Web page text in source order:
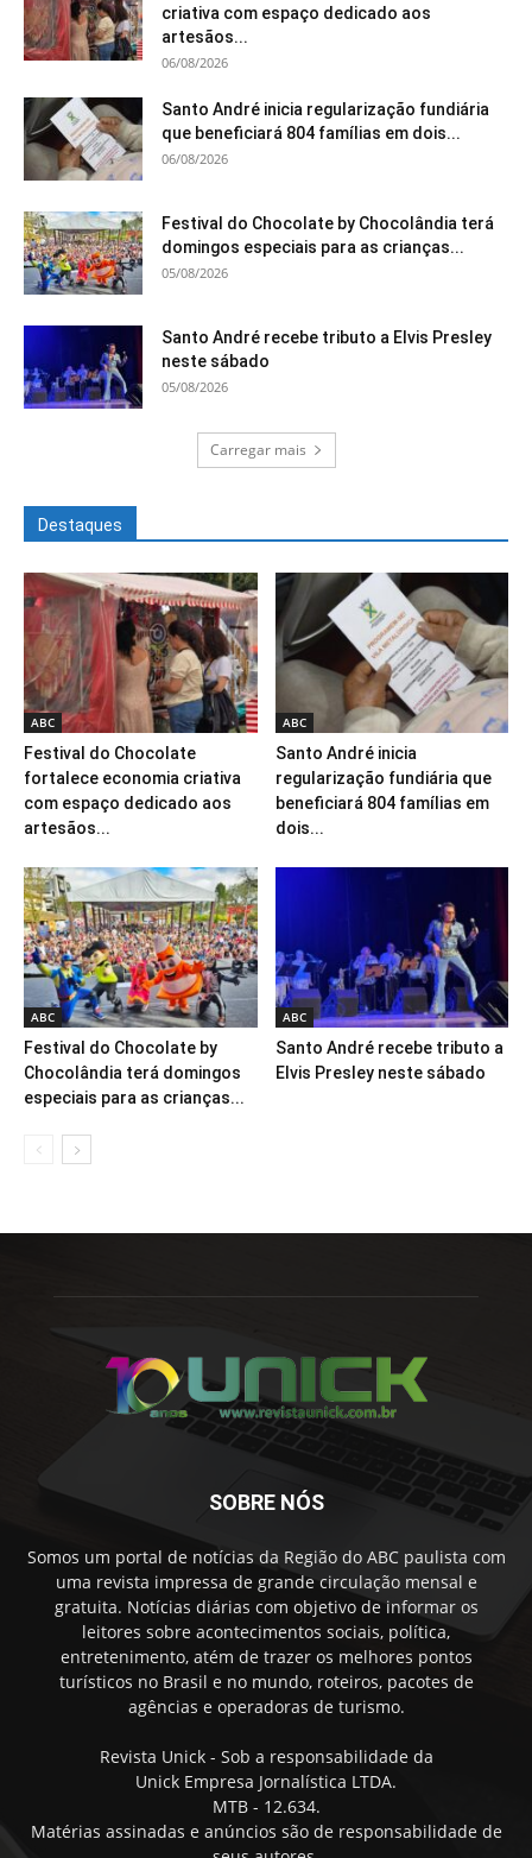
criativa com espaço dedicado aos
artesãos...
06/08/2026
Santo André inicia regularização fundiária
que beneficiará 804 famílias em dois...
06/08/2026
Festival do Chocolate by Chocolândia terá
domingos especiais para as crianças...
05/08/2026
Santo André recebe tributo a Elvis Presley
neste sábado
05/08/2026
Carregar mais
Destaques
ABC
Festival do Chocolate
fortalece economia criativa
com espaço dedicado aos
artesãos...
ABC
Santo André inicia
regularização fundiária que
beneficiará 804 famílias em
dois...
ABC
Festival do Chocolate by
Chocolândia terá domingos
especiais para as crianças...
ABC
Santo André recebe tributo a
Elvis Presley neste sábado
SOBRE NÓS
Somos um portal de notícias da Região do ABC paulista com
uma revista impressa de grande circulação mensal e
gratuita. Notícias diárias com objetivo de informar os
leitores sobre acontecimentos sociais, política,
entretenimento, atém de trazer os melhores pontos
turísticos no Brasil e no mundo, roteiros, pacotes de
agências e operadoras de turismo.
Revista Unick - Sob a responsabilidade da
Unick Empresa Jornalística LTDA.
MTB - 12.634.
Matérias assinadas e anúncios são de responsabilidade de